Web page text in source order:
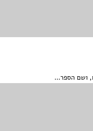
ושם הספר...